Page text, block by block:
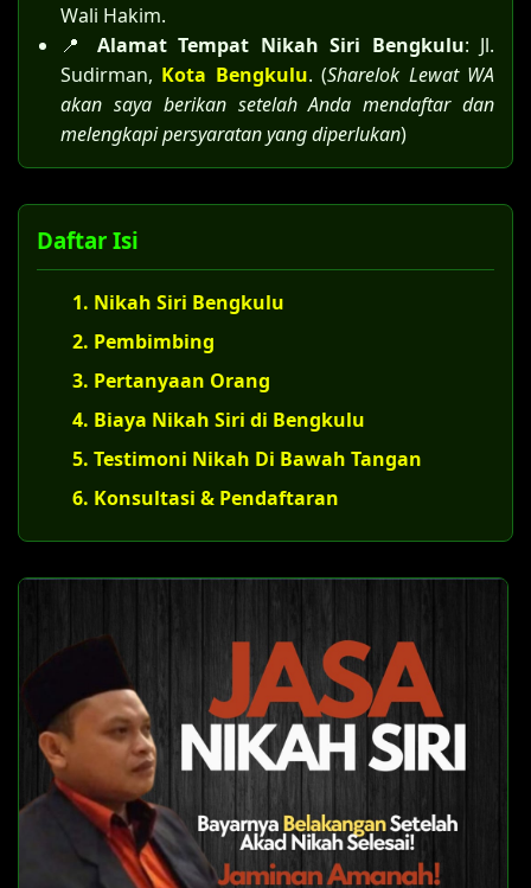
Wali Hakim.
📍 Alamat Tempat Nikah Siri Bengkulu: Jl.
Sudirman, Kota Bengkulu. (Sharelok Lewat WA
akan saya berikan setelah Anda mendaftar dan
melengkapi persyaratan yang diperlukan)
Daftar Isi
1. Nikah Siri Bengkulu
2. Pembimbing
3. Pertanyaan Orang
4. Biaya Nikah Siri di Bengkulu
5. Testimoni Nikah Di Bawah Tangan
6. Konsultasi & Pendaftaran